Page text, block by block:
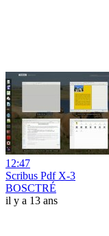
12:47
Scribus Pdf X-3
BOSCTRÉ
il y a 13 ans